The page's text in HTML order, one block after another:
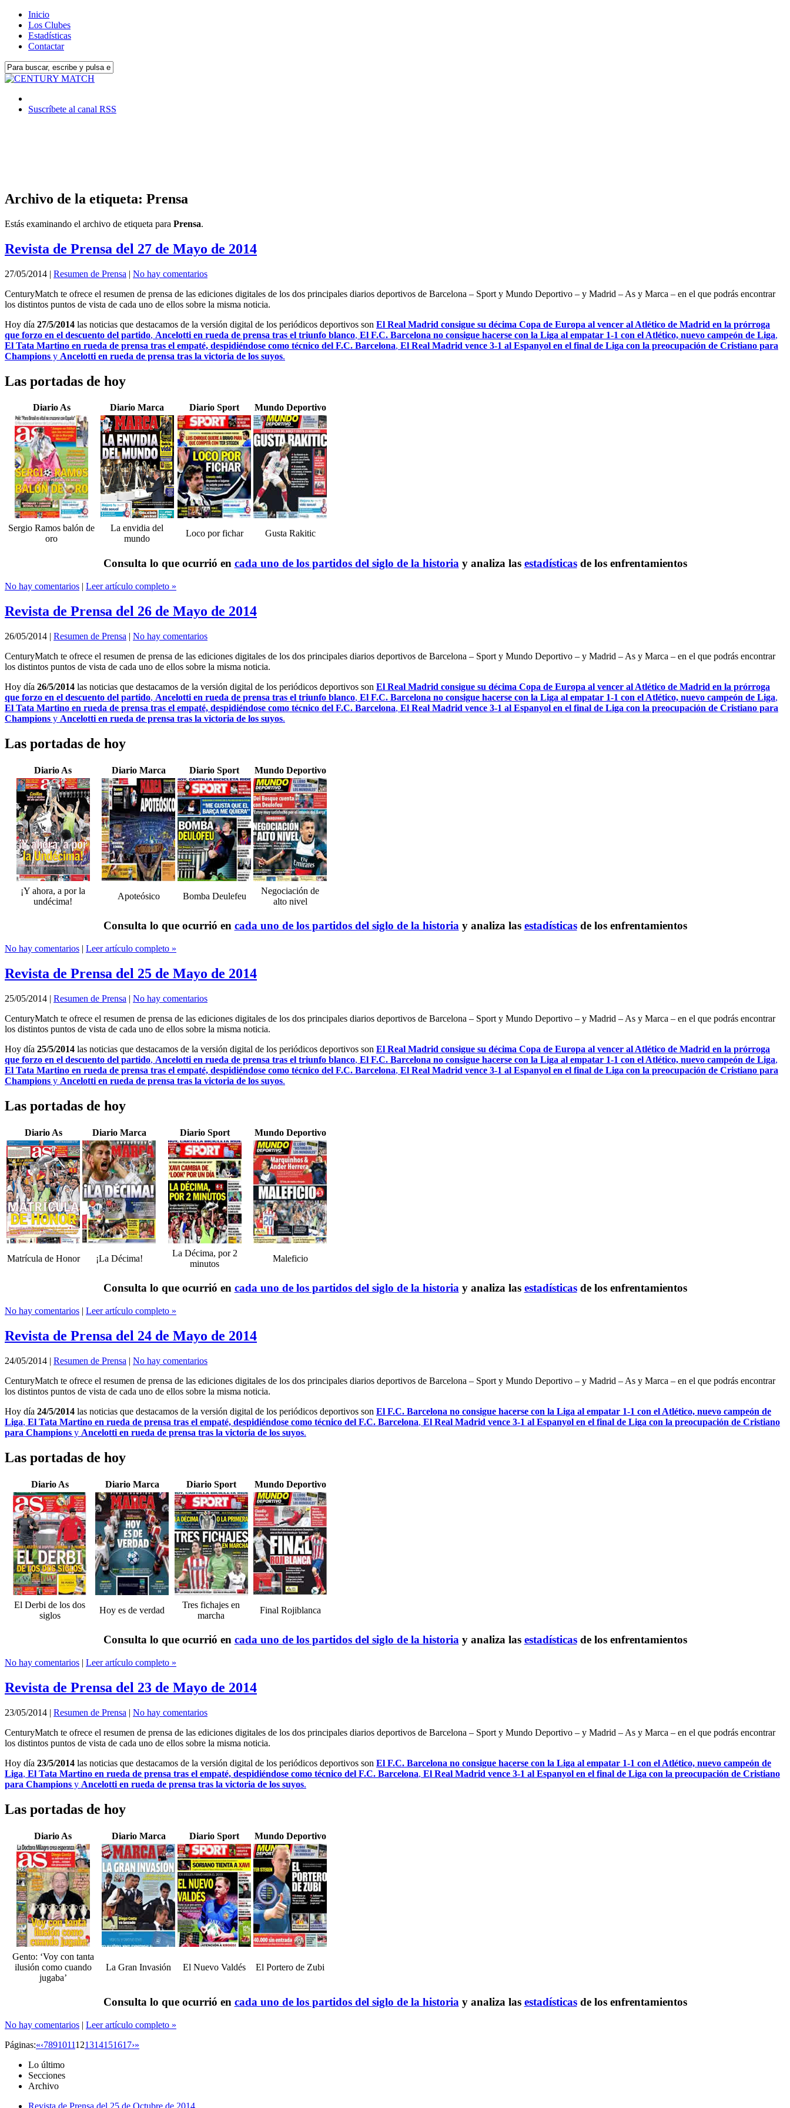
Inicio
Los Clubes
Estadísticas
Contactar
Suscríbete al canal RSS
Archivo de la etiqueta: Prensa
Estás examinando el archivo de etiqueta para Prensa.
Revista de Prensa del 27 de Mayo de 2014
27/05/2014 | Resumen de Prensa | No hay comentarios
CenturyMatch te ofrece el resumen de prensa de las ediciones digitales de los dos principales diarios deportivos de Barcelona – Sport y Mundo Deportivo – y Madrid – As y Marca – en el que podrás encontrar
los distintos puntos de vista de cada uno de ellos sobre la misma noticia.
Hoy día 27/5/2014 las noticias que destacamos de la versión digital de los periódicos deportivos son El Real Madrid consigue su décima Copa de Europa al vencer al Atlético de Madrid en la prórroga
que forzo en el descuento del partido, Ancelotti en rueda de prensa tras el triunfo blanco, El F.C. Barcelona no consigue hacerse con la Liga al empatar 1-1 con el Atlético, nuevo campeón de Liga,
El Tata Martino en rueda de prensa tras el empaté, despidiéndose como técnico del F.C. Barcelona, El Real Madrid vence 3-1 al Espanyol en el final de Liga con la preocupación de Cristiano para
Champions y Ancelotti en rueda de prensa tras la victoria de los suyos.
Las portadas de hoy
Diario As Diario Marca Diario Sport Mundo Deportivo
Sergio Ramos balón de
oro
La envidia del
mundo
Loco por fichar Gusta Rakitic
Consulta lo que ocurrió en cada uno de los partidos del siglo de la historia y analiza las estadísticasde los enfrentamientos
No hay comentarios | Leer artículo completo »
Revista de Prensa del 26 de Mayo de 2014
26/05/2014 | Resumen de Prensa | No hay comentarios
CenturyMatch te ofrece el resumen de prensa de las ediciones digitales de los dos principales diarios deportivos de Barcelona – Sport y Mundo Deportivo – y Madrid – As y Marca – en el que podrás encontrar
los distintos puntos de vista de cada uno de ellos sobre la misma noticia.
Hoy día 26/5/2014 las noticias que destacamos de la versión digital de los periódicos deportivos son El Real Madrid consigue su décima Copa de Europa al vencer al Atlético de Madrid en la prórroga
que forzo en el descuento del partido, Ancelotti en rueda de prensa tras el triunfo blanco, El F.C. Barcelona no consigue hacerse con la Liga al empatar 1-1 con el Atlético, nuevo campeón de Liga,
El Tata Martino en rueda de prensa tras el empaté, despidiéndose como técnico del F.C. Barcelona, El Real Madrid vence 3-1 al Espanyol en el final de Liga con la preocupación de Cristiano para
Champions y Ancelotti en rueda de prensa tras la victoria de los suyos.
Las portadas de hoy
Diario As Diario Marca Diario Sport Mundo Deportivo
¡Y ahora, a por la
undécima!
Apoteósico Bomba Deulefeu
Negociación de
alto nivel
Consulta lo que ocurrió en cada uno de los partidos del siglo de la historiay analiza las estadísticasde los enfrentamientos
No hay comentarios | Leer artículo completo »
Revista de Prensa del 25 de Mayo de 2014
25/05/2014 | Resumen de Prensa | No hay comentarios
CenturyMatch te ofrece el resumen de prensa de las ediciones digitales de los dos principales diarios deportivos de Barcelona – Sport y Mundo Deportivo – y Madrid – As y Marca – en el que podrás encontrar
los distintos puntos de vista de cada uno de ellos sobre la misma noticia.
Hoy día 25/5/2014 las noticias que destacamos de la versión digital de los periódicos deportivos son El Real Madrid consigue su décima Copa de Europa al vencer al Atlético de Madrid en la prórroga
que forzo en el descuento del partido, Ancelotti en rueda de prensa tras el triunfo blanco, El F.C. Barcelona no consigue hacerse con la Liga al empatar 1-1 con el Atlético, nuevo campeón de Liga,
El Tata Martino en rueda de prensa tras el empaté, despidiéndose como técnico del F.C. Barcelona, El Real Madrid vence 3-1 al Espanyol en el final de Liga con la preocupación de Cristiano para
Champions y Ancelotti en rueda de prensa tras la victoria de los suyos.
Las portadas de hoy
Diario As Diario Marca Diario Sport Mundo Deportivo
Matrícula de Honor ¡La Décima!
La Décima, por 2
minutos
Maleficio
Consulta lo que ocurrió en cada uno de los partidos del siglo de la historiay analiza las estadísticasde los enfrentamientos
No hay comentarios | Leer artículo completo »
Revista de Prensa del 24 de Mayo de 2014
24/05/2014 | Resumen de Prensa | No hay comentarios
CenturyMatch te ofrece el resumen de prensa de las ediciones digitales de los dos principales diarios deportivos de Barcelona – Sport y Mundo Deportivo – y Madrid – As y Marca – en el que podrás encontrar
los distintos puntos de vista de cada uno de ellos sobre la misma noticia.
Hoy día 24/5/2014 las noticias que destacamos de la versión digital de los periódicos deportivos son El F.C. Barcelona no consigue hacerse con la Liga al empatar 1-1 con el Atlético, nuevo campeón de
Liga, El Tata Martino en rueda de prensa tras el empaté, despidiéndose como técnico del F.C. Barcelona, El Real Madrid vence 3-1 al Espanyol en el final de Liga con la preocupación de Cristiano
para Champions y Ancelotti en rueda de prensa tras la victoria de los suyos.
Las portadas de hoy
Diario As Diario Marca Diario Sport Mundo Deportivo
El Derbi de los dos
siglos
Hoy es de verdad
Tres fichajes en
marcha
Final Rojiblanca
Consulta lo que ocurrió en cada uno de los partidos del siglo de la historiay analiza las estadísticasde los enfrentamientos
No hay comentarios | Leer artículo completo »
Revista de Prensa del 23 de Mayo de 2014
23/05/2014 | Resumen de Prensa | No hay comentarios
CenturyMatch te ofrece el resumen de prensa de las ediciones digitales de los dos principales diarios deportivos de Barcelona – Sport y Mundo Deportivo – y Madrid – As y Marca – en el que podrás encontrar
los distintos puntos de vista de cada uno de ellos sobre la misma noticia.
Hoy día 23/5/2014 las noticias que destacamos de la versión digital de los periódicos deportivos son El F.C. Barcelona no consigue hacerse con la Liga al empatar 1-1 con el Atlético, nuevo campeón de
Liga, El Tata Martino en rueda de prensa tras el empaté, despidiéndose como técnico del F.C. Barcelona, El Real Madrid vence 3-1 al Espanyol en el final de Liga con la preocupación de Cristiano
para Champions y Ancelotti en rueda de prensa tras la victoria de los suyos.
Las portadas de hoy
Diario As Diario Marca Diario Sport Mundo Deportivo
Gento: ‘Voy con tanta
ilusión como cuando
jugaba’
La Gran Invasión El Nuevo Valdés El Portero de Zubi
Consulta lo que ocurrió en cada uno de los partidos del siglo de la historiay analiza las estadísticasde los enfrentamientos
No hay comentarios | Leer artículo completo »
Páginas:«‹7891011121314151617›»
Lo último
Secciones
Archivo